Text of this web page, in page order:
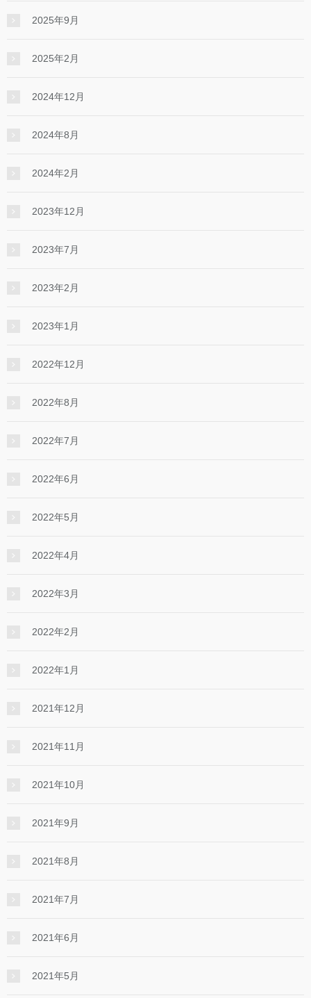
2025年9月
2025年2月
2024年12月
2024年8月
2024年2月
2023年12月
2023年7月
2023年2月
2023年1月
2022年12月
2022年8月
2022年7月
2022年6月
2022年5月
2022年4月
2022年3月
2022年2月
2022年1月
2021年12月
2021年11月
2021年10月
2021年9月
2021年8月
2021年7月
2021年6月
2021年5月